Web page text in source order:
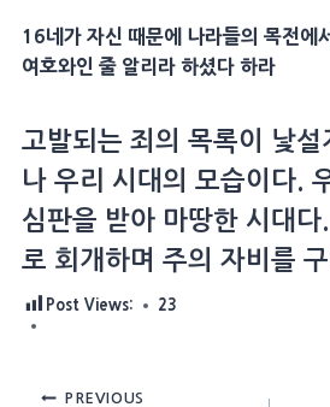
16네가 자신 때문에 나라들의 목전에
여호와인 줄 알리라 하셨다 하라
고발되는 죄의 목록이 낯
나 우리 시대의 모습이다.
심판을 받아 마땅한 시대
로 회개하며 주의 자비를
Post Views: 23
PREVIOUS